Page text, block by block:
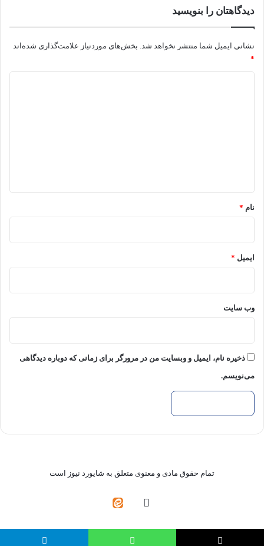
دیدگاهتان را بنویسید
نشانی ایمیل شما منتشر نخواهد شد. بخش‌های موردنیاز علامت‌گذاری شده‌اند
*
نام *
ایمیل *
وب‌ سایت
ذخیره نام، ایمیل و وبسایت من در مرورگر برای زمانی که دوباره دیدگاهی
می‌نویسم.
تمام حقوق مادی و معنوی متعلق به شایورد نیوز است
واتس
آپ